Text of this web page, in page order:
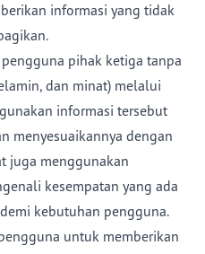
informasi yang tidak
pihak ketiga tanpa
dan minat) melalui
informasi tersebut
menyesuaikannya dengan
juga menggunakan
kesempatan yang ada
kebutuhan pengguna.
untuk memberikan